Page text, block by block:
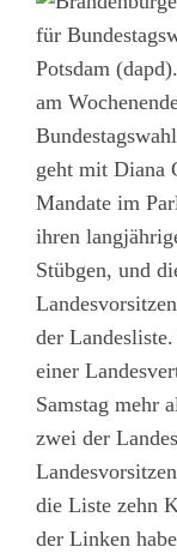
Potsdam
am
geht mit Diana
Mandate im
ihren
Stübgen, und
der
einer
Samstag mehr
zwei der
die Liste zehn
der Linken